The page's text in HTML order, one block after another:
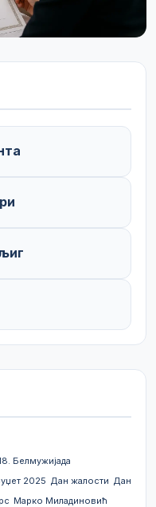
Белмужијада
2025 Дан жалости Дан
Марко Миладиновић